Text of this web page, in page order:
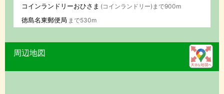
コインランドリーおひさま (コインランドリー)まで900m
徳島名東郵便局 まで530m
周辺地図